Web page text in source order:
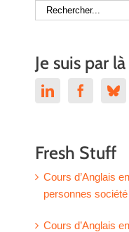
Rechercher:
Je suis par
Fresh Stuff
Cours d’Anglais
personnes
Cours d’Anglais